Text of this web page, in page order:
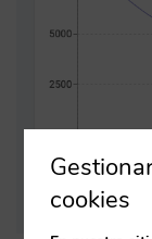
cookies